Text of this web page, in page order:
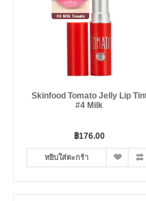
Skinfood Tomato Jelly Lip
#4 Milk
฿176.00
หยิบใส่ตะกร้า